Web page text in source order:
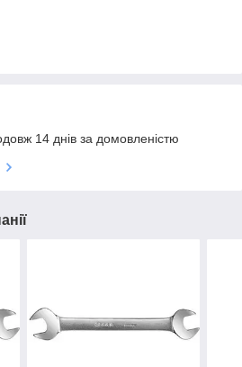
14 днів за домовленістю